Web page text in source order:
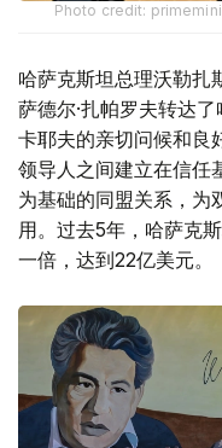
Photo credit:
哈萨克斯坦总理沃勒扎
萨德尔·扎帕罗夫转达
卡耶夫的亲切问候和良
领导人之间建立在信任
为基础的同盟关系，为
用。过去5年，哈萨克
一倍，达到22亿美元。